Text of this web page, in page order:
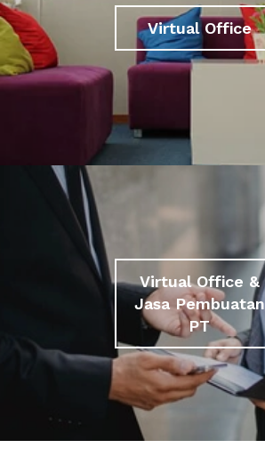
Virtual Office
Virtual Office &
Jasa Pembuatan
PT